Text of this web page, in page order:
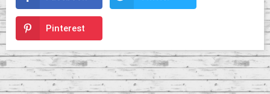
Pinterest